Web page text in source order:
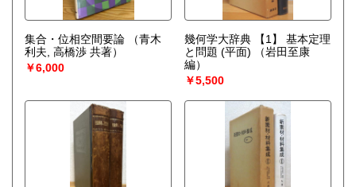
集合・位相空間要論
（青木
利夫, 高橋渉 共著）
￥6,000
幾何学大辞典 【1】 基本定理
と問題 (平面)
（岩田至康
編）
￥5,500